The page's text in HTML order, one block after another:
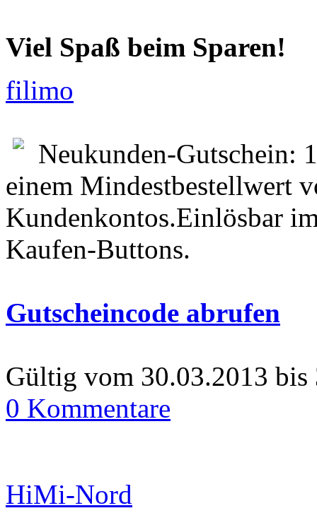
Viel Spaß beim Sparen!
filimo
Neukunden-Gutschein:
einem Mindestbestellwert
Kundenkontos.Einlösbar
Kaufen-Buttons.
Gutscheincode abrufen
Gültig vom 30.03.2013 bis
0 Kommentare
HiMi-Nord